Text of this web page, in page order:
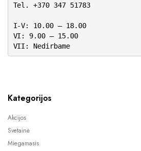
Tel. +370 347 51783
I-V: 10.00 – 18.00
VI: 9.00 – 15.00
VII: Nedirbame
Kategorijos
Akcijos
Svetainė
Miegamasis